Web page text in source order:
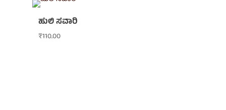
ಹುಲಿ ಸವಾರಿ
₹110.00